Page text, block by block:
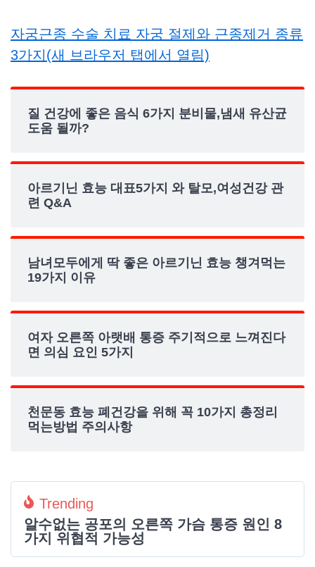
자궁근종 수술 치료 자궁 절제와 근종제거 종류
3가지(새 브라우저 탭에서 열림)
질 건강에 좋은 음식 6가지 분비물,냄새 유산균
도움 될까?
아르기닌 효능 대표5가지 와 탈모,여성건강 관
련 Q&A
남녀모두에게 딱 좋은 아르기닌 효능 챙겨먹는
19가지 이유
여자 오른쪽 아랫배 통증 주기적으로 느껴진다
면 의심 요인 5가지
천문동 효능 폐건강을 위해 꼭 10가지 총정리
먹는방법 주의사항
Trending
알수없는 공포의 오른쪽 가슴 통증 원인 8
가지 위협적 가능성